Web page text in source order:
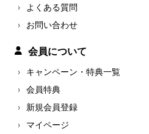
よくある質問
お問い合わせ
会員について
キャンペーン・特典一覧
会員特典
新規会員登録
マイページ